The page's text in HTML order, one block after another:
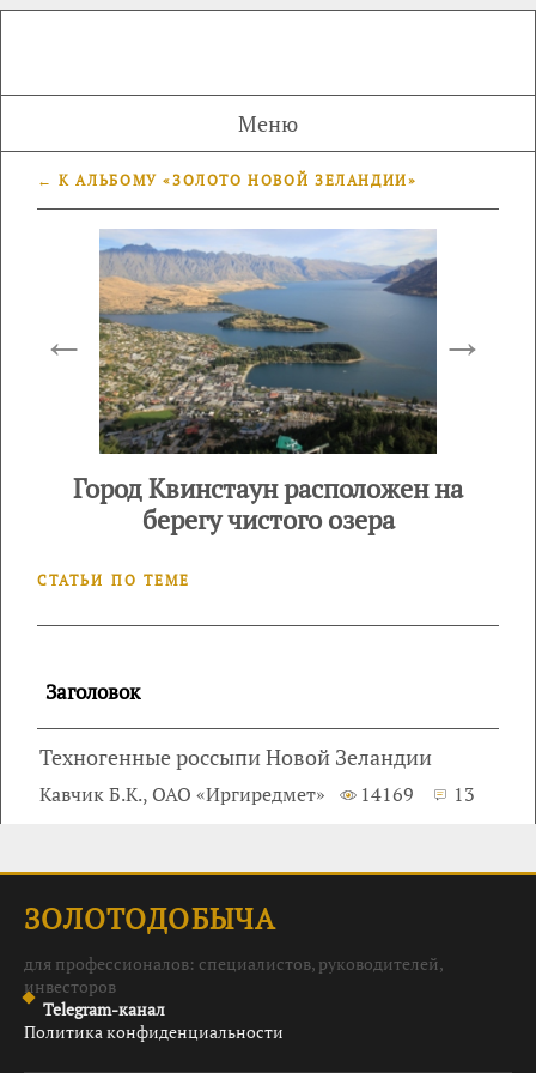
Меню
← К АЛЬБОМУ «ЗОЛОТО НОВОЙ ЗЕЛАНДИИ»
← →
Город Квинстаун расположен на
берегу чистого озера
СТАТЬИ ПО ТЕМЕ
Заголовок
Техногенные россыпи Новой Зеландии
Кавчик Б.К., ОАО «Иргиредмет» 14169 13
ЗОЛОТОДОБЫЧА
для профессионалов: специалистов, руководителей,
инвесторов
Telegram-канал
Политика конфиденциальности